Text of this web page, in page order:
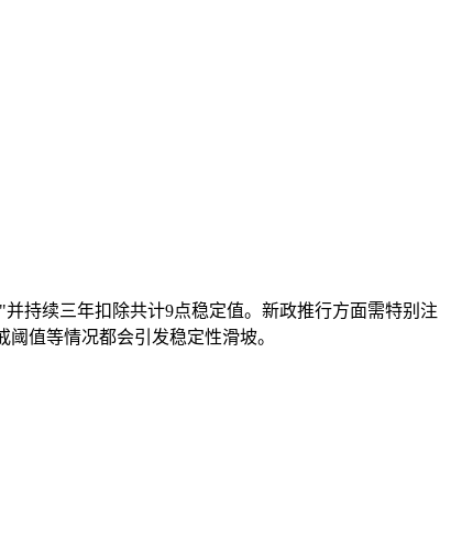
持续三年扣除共计9点稳定值。新政推行方面需特别注
值等情况都会引发稳定性滑坡。